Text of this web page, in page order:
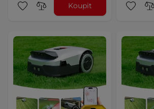
Koupit